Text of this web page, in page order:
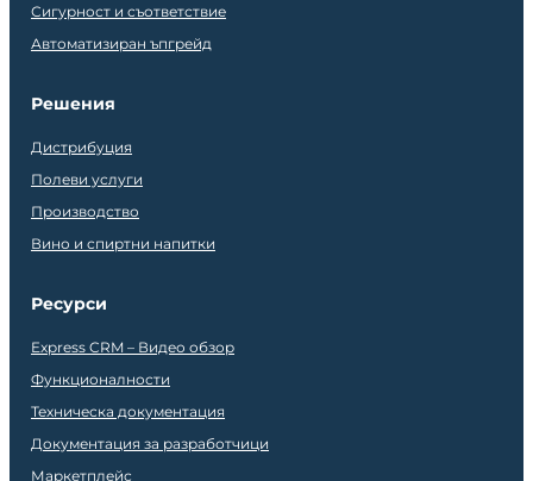
Сигурност и съответствие
Автоматизиран ъпгрейд
Решения
Дистрибуция
Полеви услуги
Производство
Вино и спиртни напитки
Ресурси
Express CRM – Видео обзор
Функционалности
Техническа документация
Документация за разработчици
Маркетплейс